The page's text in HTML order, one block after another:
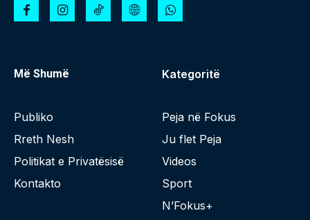
Më Shumë
Publiko
Rreth Nesh
Politikat e Privatësisë
Kontakto
Kategoritë
Peja në Fokus
Ju flet Peja
Videos
Sport
N’Fokus+